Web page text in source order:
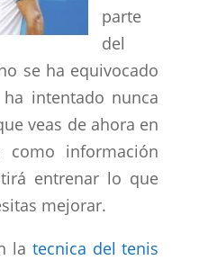
parte
del
se ha equivocado
intentado nunca
veas de ahora en
como información
entrenar lo que
mejorar.
la tecnica del tenis